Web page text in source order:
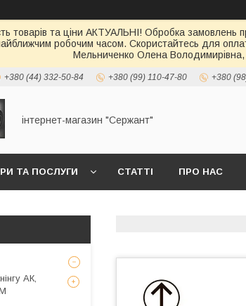
товарів та ціни АКТУАЛЬНІ! Обробка замовлень
робочим часом. Скористайтесь для
Мельниченко Олена
+380 (44) 332-50-84 +380 (99) 110-47-80 +380
інтернет-магазин "Сержант"
ТА ПОСЛУГИ СТАТТІ ПРО НАС
АК,